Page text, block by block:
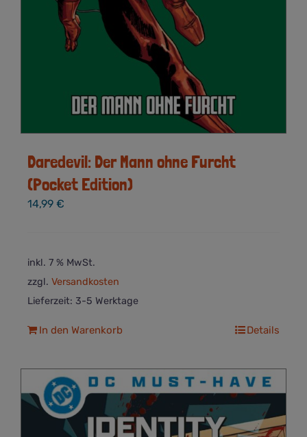
Daredevil: Der Mann ohne Furcht
(Pocket Edition)
14,99 €
inkl. 7 % MwSt.
zzgl. Versandkosten
Lieferzeit: 3-5 Werktage
In den Warenkorb Details